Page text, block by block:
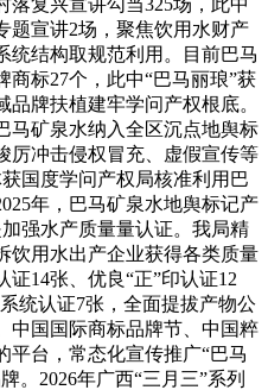
题宣讲2场，聚焦饮用水财产
统结构取规范利用。目前巴马
标27个，此中“巴马丽琅”获
牌扶植建牢学问产权根底。
马矿泉水纳入全区沉点地舆标
厉冲击侵权冒充、虚假宣传等
国度学问产权局核准利用巴
年，巴马矿泉水地舆标记产
强水产质量量认证。我局精
饮用水出产企业获得各类质量
14张、优良“正”印认证12
统认证7张，全面提拔产物公
中国国际商标品牌节、中国粹
平台，常态化宣传推广“巴马
。2026年广西“三月三”系列